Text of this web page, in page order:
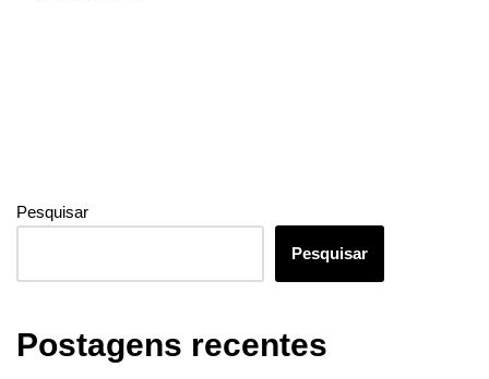
Pesquisar
Pesquisar
Postagens recentes